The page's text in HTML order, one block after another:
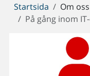
Du
är
Startsida Om oss
På gång inom